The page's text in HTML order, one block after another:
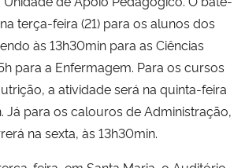
terça-feira (21) para os alunos dos
às 13h30min para as Ciências
para a Enfermagem. Para os cursos
a atividade será na quinta-feira
Já para os calouros de Administração,
na sexta, às 13h30min.